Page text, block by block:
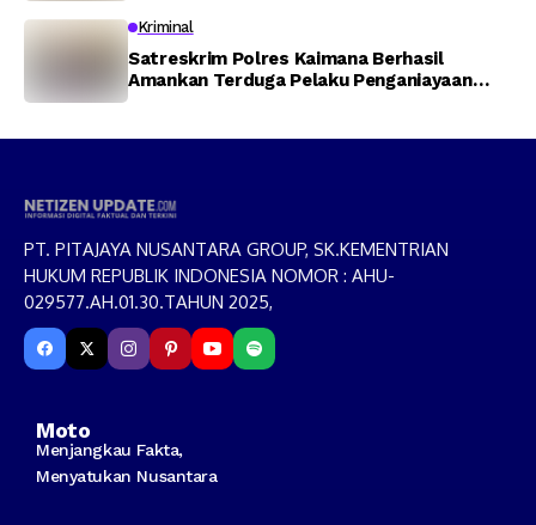
Memti
Kriminal
Satreskrim Polres Kaimana Berhasil
Amankan Terduga Pelaku Penganiayaan
PT. PITAJAYA NUSANTARA GROUP, SK.KEMENTRIAN
HUKUM REPUBLIK INDONESIA NOMOR : AHU-
029577.AH.01.30.TAHUN 2025,
Moto
Menjangkau Fakta,
Menyatukan Nusantara